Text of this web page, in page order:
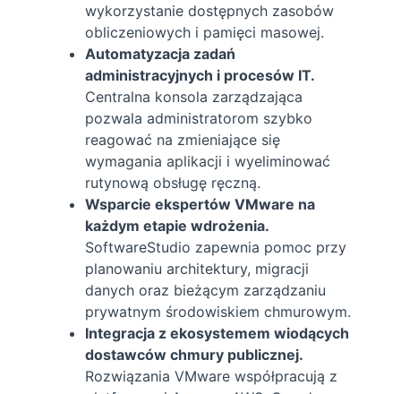
wykorzystanie dostępnych zasobów
obliczeniowych i pamięci masowej.
Automatyzacja zadań
administracyjnych i procesów IT.
Centralna konsola zarządzająca
pozwala administratorom szybko
reagować na zmieniające się
wymagania aplikacji i wyeliminować
rutynową obsługę ręczną.
Wsparcie ekspertów VMware na
każdym etapie wdrożenia.
SoftwareStudio zapewnia pomoc przy
planowaniu architektury, migracji
danych oraz bieżącym zarządzaniu
prywatnym środowiskiem chmurowym.
Integracja z ekosystemem wiodących
dostawców chmury publicznej.
Rozwiązania VMware współpracują z